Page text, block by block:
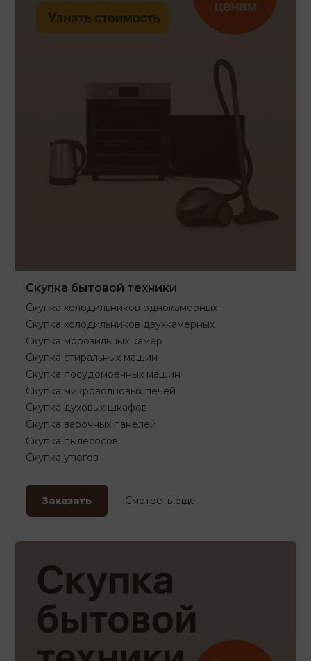
Скупка бытовой техники
Скупка холодильников однокамерных
Скупка холодильников двухкамерных
Скупка морозильных камер
Скупка стиральных машин
Скупка посудомоечных машин
Скупка микроволновых печей
Скупка духовых шкафов
Скупка варочных панелей
Скупка пылесосов
Скупка утюгов
Заказать Смотреть еще